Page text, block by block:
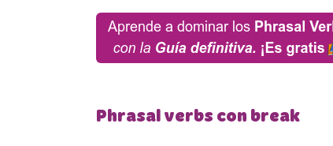
Phrasal verbs con break